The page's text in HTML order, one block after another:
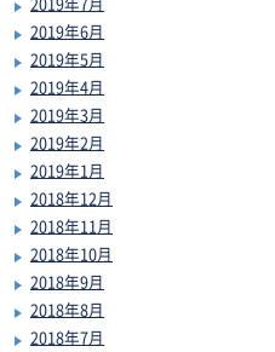
2019年6月
2019年5月
2019年4月
2019年3月
2019年2月
2019年1月
2018年12月
2018年11月
2018年10月
2018年9月
2018年8月
2018年7月